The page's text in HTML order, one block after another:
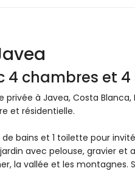
4 chambres et
à Javea, Costa Blanca,
et résidentielle.
bains et 1 toilette pour
avec pelouse, gravier et
la vallée et les montagnes.